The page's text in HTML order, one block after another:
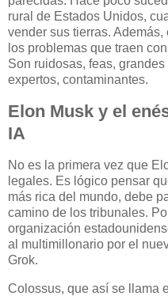
rural de Estados Unidos,
vender sus tierras.
los problemas que traen
Son ruidosas, feas,
expertos, contaminantes.
Elon Musk y el
IA
No es la primera vez que
legales. Es lógico pensar
más rica del mundo, debe
camino de los tribunales.
organización
al multimillonario por el
Grok.
Colossus, que así se llama